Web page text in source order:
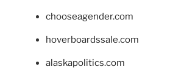
chooseagender.com
hoverboardssale.com
alaskapolitics.com